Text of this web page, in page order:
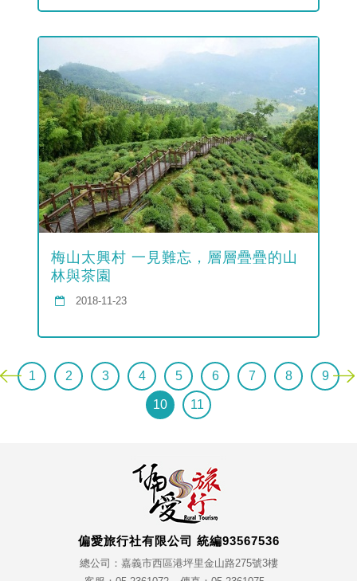
梅山太興村 一見難忘，層層疊疊的山
林與茶園
2018-11-23
1 2 3 4 5 6 7 8 9
10 11
偏愛旅行社有限公司 統編93567536
總公司：嘉義市西區港坪里金山路275號3樓